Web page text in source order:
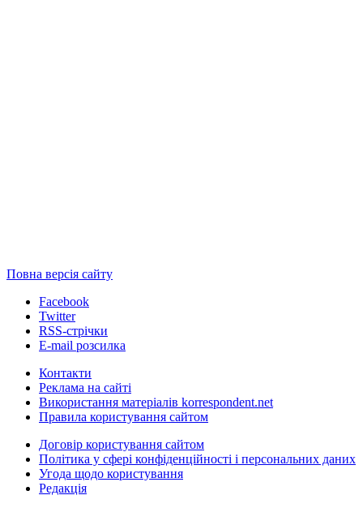
Повна версія сайту
Facebook
Twitter
RSS-стрічки
E-mail розсилка
Контакти
Реклама на сайті
Використання матеріалів korrespondent.net
Правила користування сайтом
Договір користування сайтом
Політика у сфері конфіденційності і персональних даних
Угода щодо користування
Редакція